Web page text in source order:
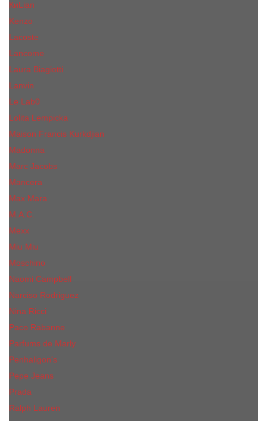
КиLian
Kenzo
Lacoste
Lancome
Laura Biagiotti
Lanvin
Lе Lab0
Lolita Lempicka
Maison Francis Kurkdjian
Madonna
Marc Jacobs
Mancera
Max Mara
M.А.C.
Mexx
Miu Miu
Mоsсhino
Naomi Campbell
Narciso Rodriguez
Nina Ricci
Paco Rabanne
Parfums de Marly
Penhaligon's
Pepe Jeans
Prada
Ralph Lauren